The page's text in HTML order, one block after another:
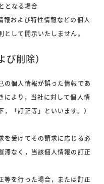
となる場合
報および特性情報などの個人
して開示いたしません。
削除）
の個人情報が誤った情報であ
により，当社に対して個人情
「訂正等」といいます。）
を受けてその請求に応じる必
滞なく，当該個人情報の訂正
等を行った場合，または訂正